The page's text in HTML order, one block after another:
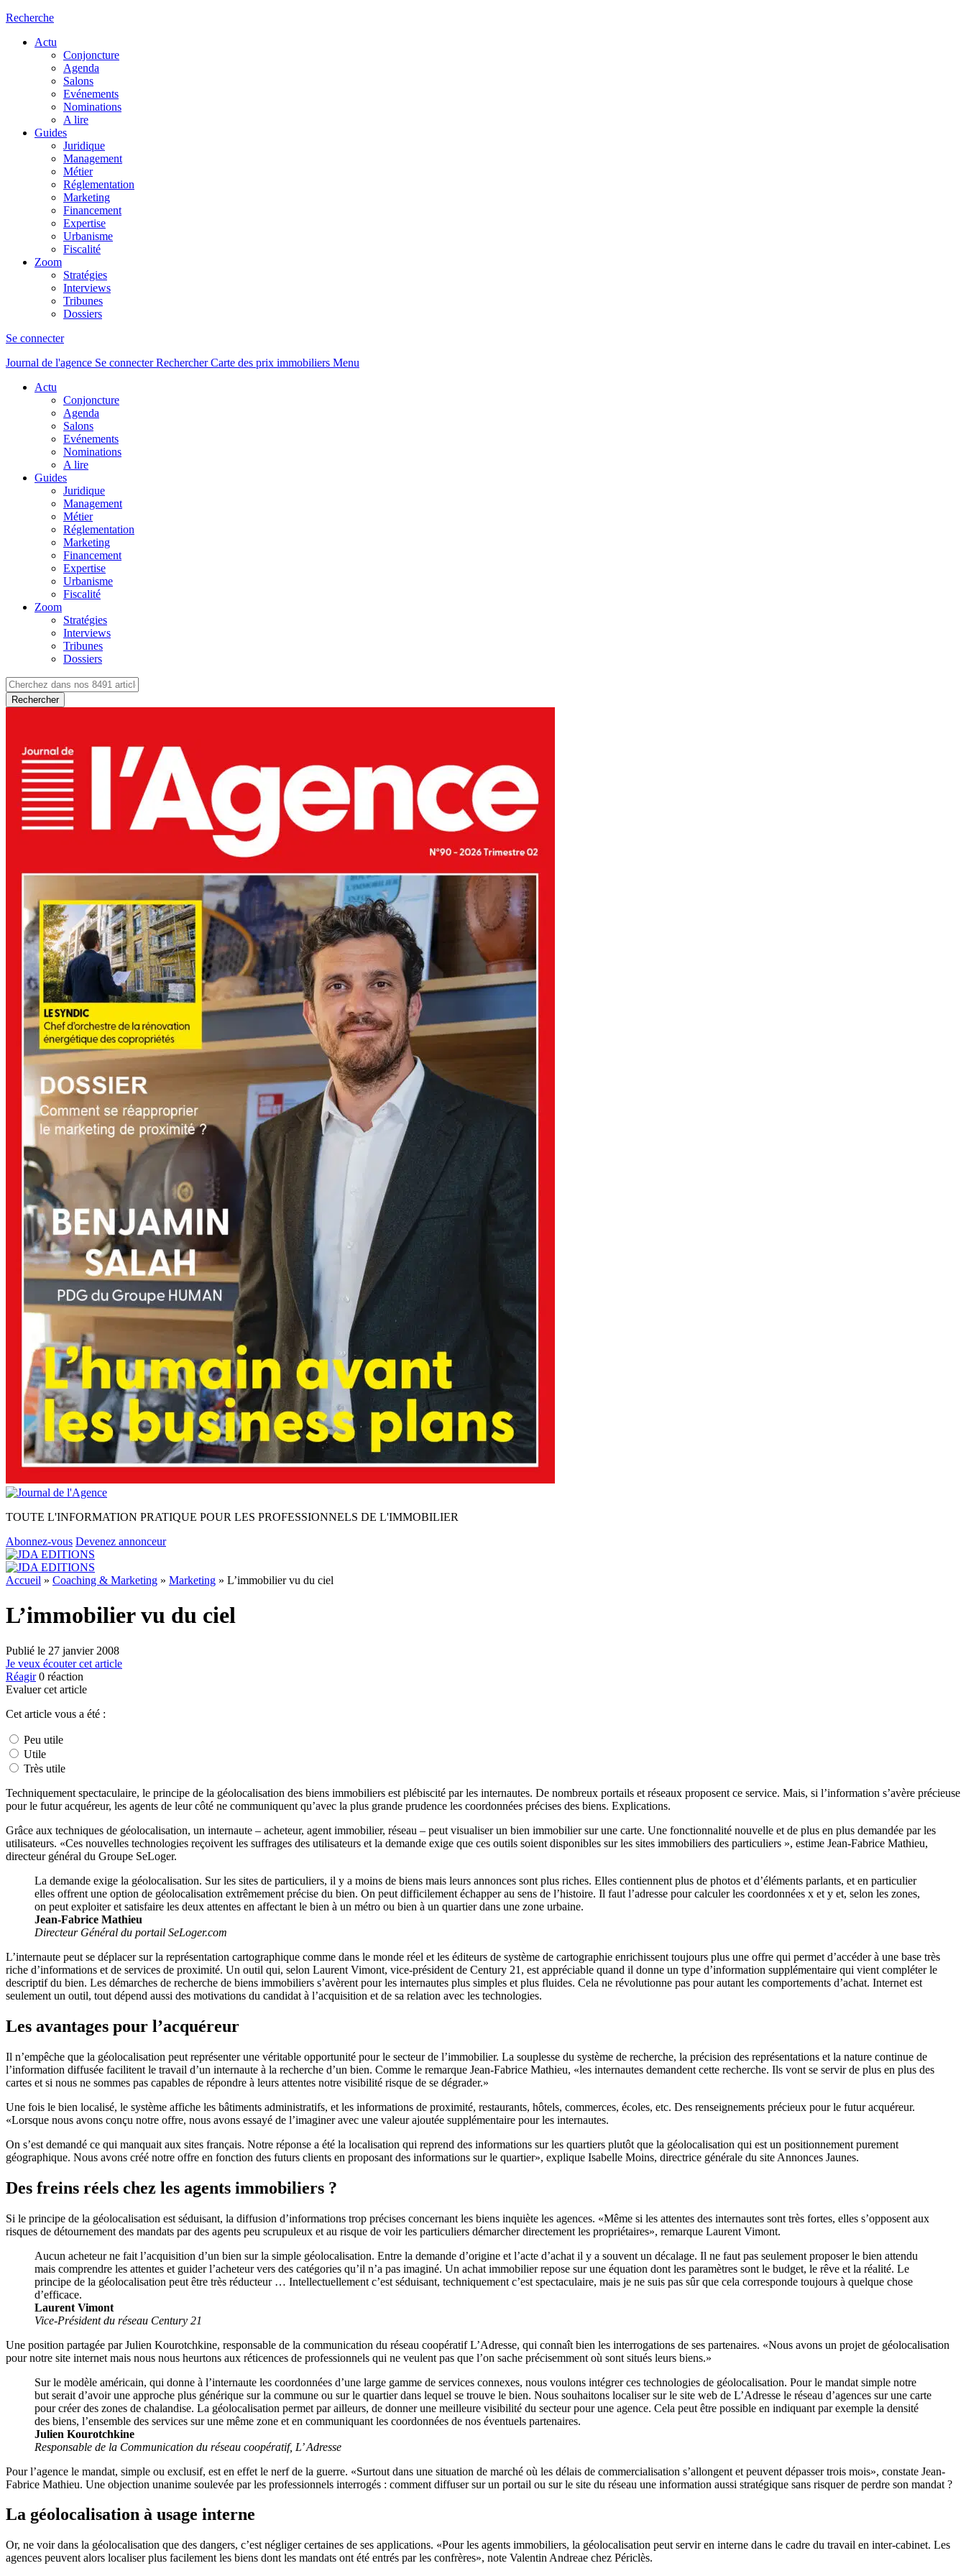
Recherche
Actu
Conjoncture
Agenda
Salons
Evénements
Nominations
A lire
Guides
Juridique
Management
Métier
Réglementation
Marketing
Financement
Expertise
Urbanisme
Fiscalité
Zoom
Stratégies
Interviews
Tribunes
Dossiers
Se connecter
Journal de l'agence Se connecterRechercher Carte des prix immobiliers Menu
Actu
Conjoncture
Agenda
Salons
Evénements
Nominations
A lire
Guides
Juridique
Management
Métier
Réglementation
Marketing
Financement
Expertise
Urbanisme
Fiscalité
Zoom
Stratégies
Interviews
Tribunes
Dossiers
Rechercher
TOUTE L'INFORMATION PRATIQUE POUR LES PROFESSIONNELS DE L'IMMOBILIER
Abonnez-vous Devenez annonceur
Accueil » Coaching & Marketing » Marketing » L’immobilier vu du ciel
L’immobilier vu du ciel
Publié le 27 janvier 2008
Je veux écouter cet article
Réagir 0 réaction
Evaluer cet article
Cet article vous a été :
Peu utile
Utile
Très utile
Techniquement spectaculaire, le principe de la géolocalisation des biens immobiliers est plébiscité par les internautes. De nombreux portails et réseaux proposent ce service. Mais, si l’information s’avère précieuse
pour le futur acquéreur, les agents de leur côté ne communiquent qu’avec la plus grande prudence les coordonnées précises des biens. Explications.
Grâce aux techniques de géolocalisation, un internaute – acheteur, agent immobilier, réseau – peut visualiser un bien immobilier sur une carte. Une fonctionnalité nouvelle et de plus en plus demandée par les
utilisateurs. «Ces nouvelles technologies reçoivent les suffrages des utilisateurs et la demande exige que ces outils soient disponibles sur les sites immobiliers des particuliers », estime Jean-Fabrice Mathieu,
directeur général du Groupe SeLoger.
La demande exige la géolocalisation. Sur les sites de particuliers, il y a moins de biens mais leurs annonces sont plus riches. Elles contiennent plus de photos et d’éléments parlants, et en particulier
elles offrent une option de géolocalisation extrêmement précise du bien. On peut difficilement échapper au sens de l’histoire. Il faut l’adresse pour calculer les coordonnées x et y et, selon les zones,
on peut exploiter et satisfaire les deux attentes en affectant le bien à un métro ou bien à un quartier dans une zone urbaine.
Jean-Fabrice Mathieu
Directeur Général du portail SeLoger.com
L’internaute peut se déplacer sur la représentation cartographique comme dans le monde réel et les éditeurs de système de cartographie enrichissent toujours plus une offre qui permet d’accéder à une base très
riche d’informations et de services de proximité. Un outil qui, selon Laurent Vimont, vice-président de Century 21, est appréciable quand il donne un type d’information supplémentaire qui vient compléter le
descriptif du bien. Les démarches de recherche de biens immobiliers s’avèrent pour les internautes plus simples et plus fluides. Cela ne révolutionne pas pour autant les comportements d’achat. Internet est
seulement un outil, tout dépend aussi des motivations du candidat à l’acquisition et de sa relation avec les technologies.
Les avantages pour l’acquéreur
Il n’empêche que la géolocalisation peut représenter une véritable opportunité pour le secteur de l’immobilier. La souplesse du système de recherche, la précision des représentations et la nature continue de
l’information diffusée facilitent le travail d’un internaute à la recherche d’un bien. Comme le remarque Jean-Fabrice Mathieu, «les internautes demandent cette recherche. Ils vont se servir de plus en plus des
cartes et si nous ne sommes pas capables de répondre à leurs attentes notre visibilité risque de se dégrader.»
Une fois le bien localisé, le système affiche les bâtiments administratifs, et les informations de proximité, restaurants, hôtels, commerces, écoles, etc. Des renseignements précieux pour le futur acquéreur.
«Lorsque nous avons conçu notre offre, nous avons essayé de l’imaginer avec une valeur ajoutée supplémentaire pour les internautes.
On s’est demandé ce qui manquait aux sites français. Notre réponse a été la localisation qui reprend des informations sur les quartiers plutôt que la géolocalisation qui est un positionnement purement
géographique. Nous avons créé notre offre en fonction des futurs clients en proposant des informations sur le quartier», explique Isabelle Moins, directrice générale du site Annonces Jaunes.
Des freins réels chez les agents immobiliers ?
Si le principe de la géolocalisation est séduisant, la diffusion d’informations trop précises concernant les biens inquiète les agences. «Même si les attentes des internautes sont très fortes, elles s’opposent aux
risques de détournement des mandats par des agents peu scrupuleux et au risque de voir les particuliers démarcher directement les propriétaires», remarque Laurent Vimont.
Aucun acheteur ne fait l’acquisition d’un bien sur la simple géolocalisation. Entre la demande d’origine et l’acte d’achat il y a souvent un décalage. Il ne faut pas seulement proposer le bien attendu
mais comprendre les attentes et guider l’acheteur vers des catégories qu’il n’a pas imaginé. Un achat immobilier repose sur une équation dont les paramètres sont le budget, le rêve et la réalité. Le
principe de la géolocalisation peut être très réducteur … Intellectuellement c’est séduisant, techniquement c’est spectaculaire, mais je ne suis pas sûr que cela corresponde toujours à quelque chose
d’efficace.
Laurent Vimont
Vice-Président du réseau Century 21
Une position partagée par Julien Kourotchkine, responsable de la communication du réseau coopératif L’Adresse, qui connaît bien les interrogations de ses partenaires. «Nous avons un projet de géolocalisation
pour notre site internet mais nous nous heurtons aux réticences de professionnels qui ne veulent pas que l’on sache précisemment où sont situés leurs biens.»
Sur le modèle américain, qui donne à l’internaute les coordonnées d’une large gamme de services connexes, nous voulons intégrer ces technologies de géolocalisation. Pour le mandat simple notre
but serait d’avoir une approche plus générique sur la commune ou sur le quartier dans lequel se trouve le bien. Nous souhaitons localiser sur le site web de L’Adresse le réseau d’agences sur une carte
pour créer des zones de chalandise. La géolocalisation permet par ailleurs, de donner une meilleure visibilité du secteur pour une agence. Cela peut être possible en indiquant par exemple la densité
des biens, l’ensemble des services sur une même zone et en communiquant les coordonnées de nos éventuels partenaires.
Julien Kourotchkine
Responsable de la Communication du réseau coopératif, L’ Adresse
Pour l’agence le mandat, simple ou exclusif, est en effet le nerf de la guerre. «Surtout dans une situation de marché où les délais de commercialisation s’allongent et peuvent dépasser trois mois», constate Jean-
Fabrice Mathieu. Une objection unanime soulevée par les professionnels interrogés : comment diffuser sur un portail ou sur le site du réseau une information aussi stratégique sans risquer de perdre son mandat ?
La géolocalisation à usage interne
Or, ne voir dans la géolocalisation que des dangers, c’est négliger certaines de ses applications. «Pour les agents immobiliers, la géolocalisation peut servir en interne dans le cadre du travail en inter-cabinet. Les
agences peuvent alors localiser plus facilement les biens dont les mandats ont été entrés par les confrères», note Valentin Andreae chez Périclès.